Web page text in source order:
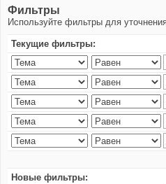
Фильтры
Используйте фильтры для
Текущие фильтры:
Новые фильтры: